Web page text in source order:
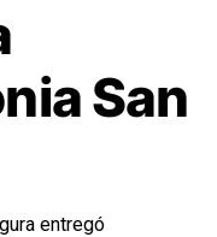
San
entregó